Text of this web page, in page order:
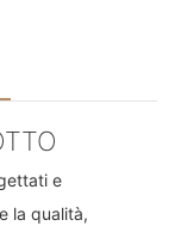
e
la qualità,